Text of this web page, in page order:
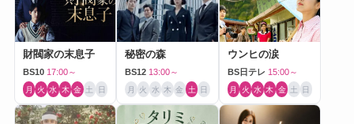
財閥家の末息子
BS10 17:00～
月 火 水 木 金 土 日
秘密の森
BS12 13:00～
月 火 水 木 金 土 日
ウンヒの涙
BS日テレ 15:00～
月 火 水 木 金 土 日